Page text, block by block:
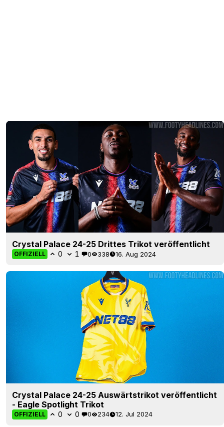
Crystal Palace 24-25 Drittes Trikot veröffentlicht
OFFIZIELL 0 1 0 338 16. Aug 2024
Crystal Palace 24-25 Auswärtstrikot veröffentlicht
- Eagle Spotlight Trikot
OFFIZIELL 0 0 0 234 12. Jul 2024